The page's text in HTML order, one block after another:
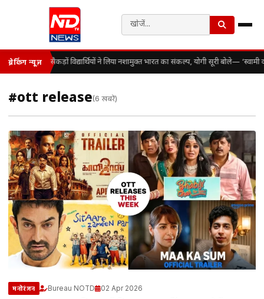
ब्रेकिंग न्यूज़ सैकड़ों विद्यार्थियों ने लिया नशामुक्त भारत का संकल्प, योगी सूरी बोले—
#ott release(6 खबरें)
मनोरंजन Bureau NOTD 02 Apr 2026